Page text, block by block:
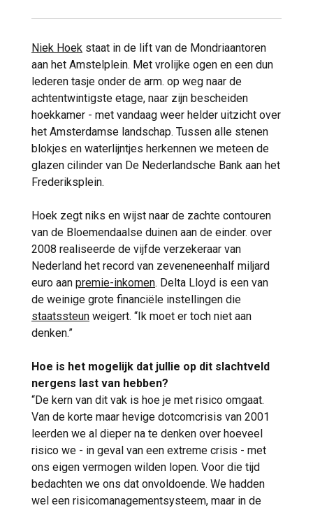
Niek Hoek staat in de lift van de Mondriaantoren
aan het Amstelplein. Met vrolijke ogen en een dun
lederen tasje onder de arm. op weg naar de
achtentwintigste etage, naar zijn bescheiden
hoekkamer - met vandaag weer helder uitzicht over
het Amsterdamse landschap. Tussen alle stenen
blokjes en waterlijntjes herkennen we meteen de
glazen cilinder van De Nederlandsche Bank aan het
Frederiksplein.
Hoek zegt niks en wijst naar de zachte contouren
van de Bloemendaalse duinen aan de einder. over
2008 realiseerde de vijfde verzekeraar van
Nederland het record van zeveneneenhalf miljard
euro aan premie-inkomen. Delta Lloyd is een van
de weinige grote financiële instellingen die
staatssteun weigert. “Ik moet er toch niet aan
denken.”
Hoe is het mogelijk dat jullie op dit slachtveld
nergens last van hebben?
“De kern van dit vak is hoe je met risico omgaat.
Van de korte maar hevige dotcomcrisis van 2001
leerden we al dieper na te denken over hoeveel
risico we - in geval van een extreme crisis - met
ons eigen vermogen wilden lopen. Voor die tijd
bedachten we ons dat onvoldoende. We hadden
wel een risicomanagementsysteem, maar in de